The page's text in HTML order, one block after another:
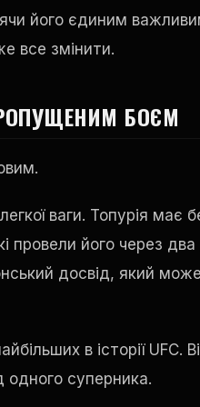
його єдиним
все змінити.
БОЄМ
ваги. Топурія має
провели його через
досвід, який
в історії UFC.
одного суперника.